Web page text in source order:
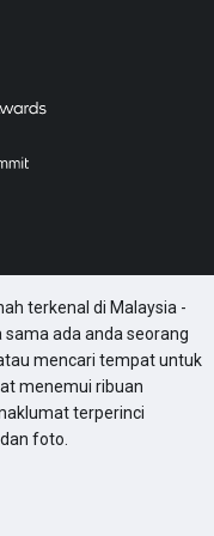
terkenal di Malaysia -
ada anda seorang
mencari tempat untuk
menemui ribuan
terperinci
foto.